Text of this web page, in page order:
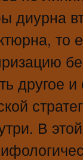
диурна
то
другое и
В